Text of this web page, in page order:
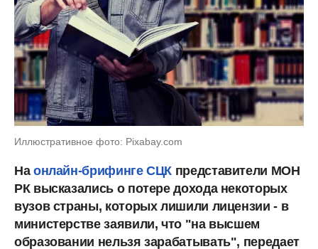
Иллюстративное фото: Pixabay.com
На онлайн-брифинге СЦК представители МОН
РК высказались о потере дохода некоторых
вузов страны, которых лишили лицензии - в
министерстве заявили, что "на высшем
образовании нельзя зарабатывать", передает